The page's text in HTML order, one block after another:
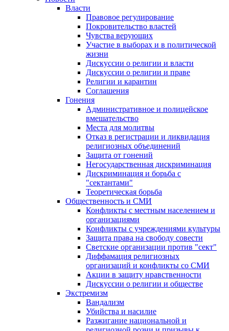
Власти
Правовое регулирование
Покровительство властей
Чувства верующих
Участие в выборах и в политической
жизни
Дискуссии о религии и власти
Дискуссии о религии и праве
Религии и карантин
Соглашения
Гонения
Административное и полицейское
вмешательство
Места для молитвы
Отказ в регистрации и ликвидация
религиозных объединений
Защита от гонений
Негосударственная дискриминация
Дискриминация и борьба с
"сектантами"
Теоретическая борьба
Общественность и СМИ
Конфликты с местным населением и
организациями
Конфликты с учреждениями культуры
Защита права на свободу совести
Светские организации против "сект"
Диффамация религиозных
организаций и конфликты со СМИ
Акции в защиту нравственности
Дискуссии о религии и обществе
Экстремизм
Вандализм
Убийства и насилие
Разжигание национальной и